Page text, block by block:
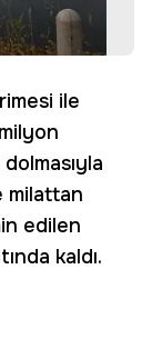
ile
milattan
edilen
kaldı.